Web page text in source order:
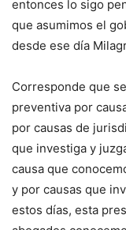
entonces lo sigo
que asumimos el
desde ese día
Corresponde que
preventiva por
por causas de
que investiga y
causa que
y por causas que
estos días, esta